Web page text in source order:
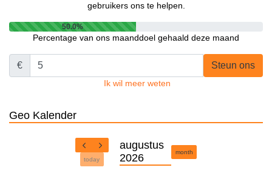
gebruikers ons te helpen.
50.0%
Percentage van ons maanddoel gehaald deze maand
€ Steun ons
Ik wil meer weten
Geo Kalender
today
augustus
2026
month